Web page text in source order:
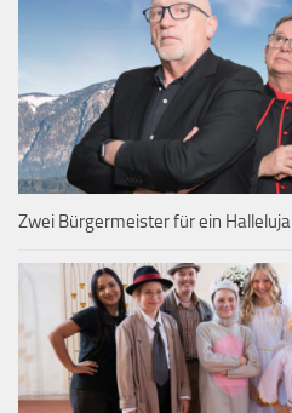
Zwei Bürgermeister für ein Halleluja